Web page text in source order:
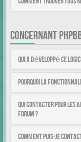
CONCERNANT
Qui a développé ce
Pourquoi la
Qui contacter pour les
forum ?
Comment puis-je